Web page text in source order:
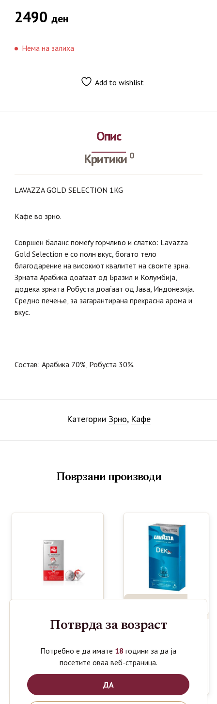
2490 ден
Нема на залиха
Add to wishlist
Опис
Критики 0
LAVAZZA GOLD SELECTION 1KG
Кафе во зрно.
Совршен баланс помеѓу горчливо и слатко: Lavazza
Gold Selection е со полн вкус, богато тело
благодарение на високиот квалитет на своите зрна.
Зрната Арабика доаѓаат од Бразил и Колумбија,
додека зрната Робуста доаѓаат од Јава, Индонезија.
Средно печење, за загарантирана прекрасна арома и
вкус.
Состав: Арабика 70%, Робуста 30%.
Категории Зрно, Кафе
Поврзани производи
NESPRESSO
10ps
350 ден
DEK
ALUMINIUM
NESPRESSO
Потврда за возраст
Потребно е да имате 18 години за да ја
посетите оваа веб-страница.
ДА